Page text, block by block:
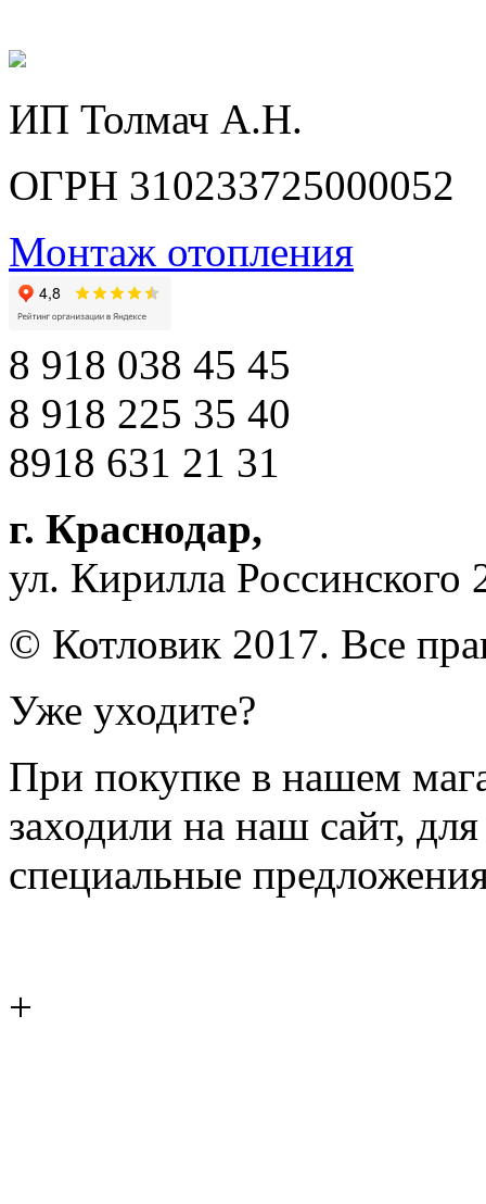
ИП Толмач А.Н.
ОГРН 310233725000052
Монтаж отопления
8 918 038 45 45
8 918 225 35 40
8918 631 21 31
г. Краснодар,
ул. Кирилла Россинского
© Котловик 2017. Все
Уже уходите?
При покупке в нашем
заходили на наш сайт,
специальные
+